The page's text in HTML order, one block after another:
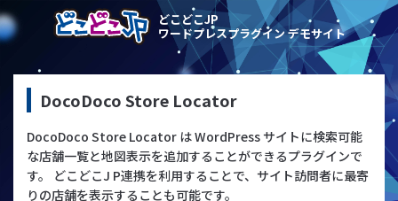
どこどこJP
ワードプレスプラグイン デモサイト
DocoDoco Store Locator
DocoDoco Store Locator は WordPress サイトに検索可能
な店舗一覧と地図表示を追加することができるプラグインで
す。 どこどこJ P連携を利用することで、サイト訪問者に最寄
りの店舗を表示することも可能です。